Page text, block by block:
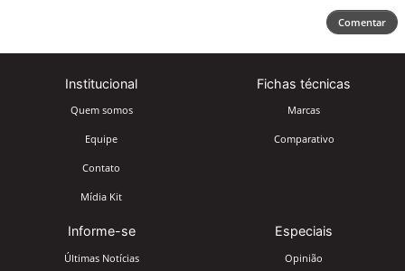
Comentar
Institucional
Quem somos
Equipe
Contato
Mídia Kit
Fichas técnicas
Marcas
Comparativo
Informe-se
Últimas Notícias
Especiais
Opinião